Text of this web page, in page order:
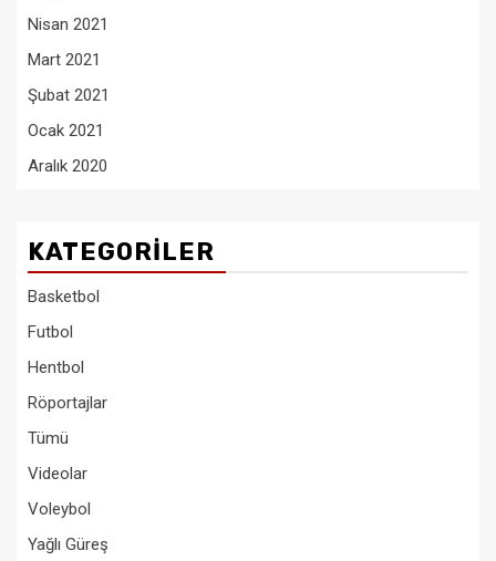
Nisan 2021
Mart 2021
Şubat 2021
Ocak 2021
Aralık 2020
KATEGORILER
Basketbol
Futbol
Hentbol
Röportajlar
Tümü
Videolar
Voleybol
Yağlı Güreş